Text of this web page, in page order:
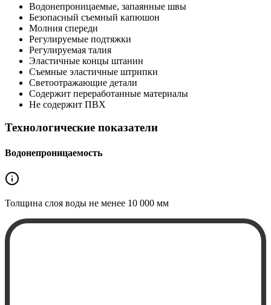
Водонепроницаемые, запаянные швы
Безопасный съемный капюшон
Молния спереди
Регулируемые подтяжки
Регулируемая талия
Эластичные концы штанин
Съемные эластичные штрипки
Светоотражающие детали
Содержит переработанные материалы
Не содержит ПВХ
Технологические показатели
Водонепроницаемость
Толщина слоя воды не менее 10 000 мм